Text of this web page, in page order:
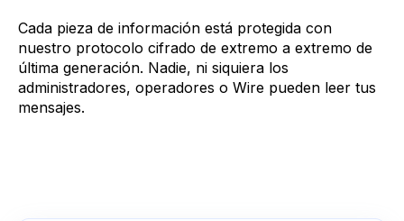
Cada pieza de información está protegida con
nuestro protocolo cifrado de extremo a extremo de
última generación. Nadie, ni siquiera los
administradores, operadores o Wire pueden leer tus
mensajes.